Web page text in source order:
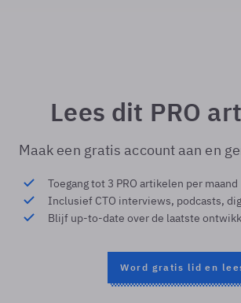
Lees dit PRO
Maak een gratis account aan en
Toegang tot 3 PRO artikelen per maand
Inclusief CTO interviews, podcasts,
Blijf up-to-date over de laatste
Word gratis lid en